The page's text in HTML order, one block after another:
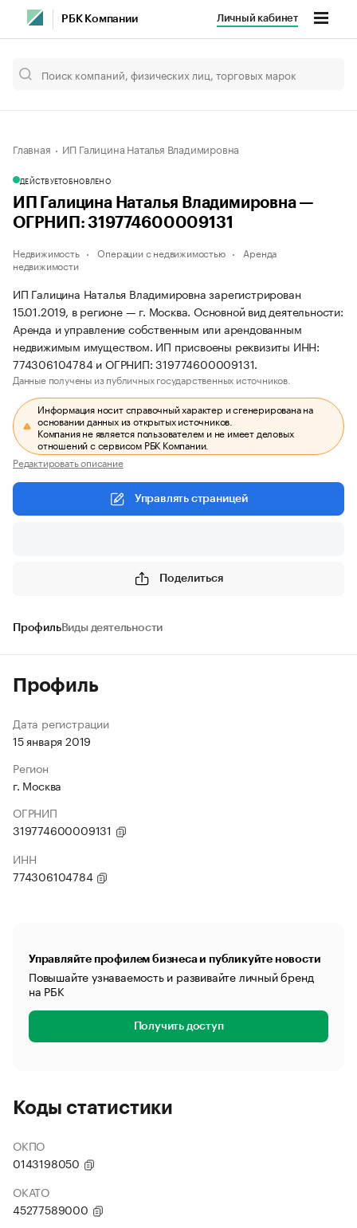
РБК Компании Личный кабинет
Главная ИП Галицина Наталья Владимировна
ДЕЙСТВУЕТОБНОВЛЕНО
ИП Галицина Наталья Владимировна —
ОГРНИП: 319774600009131
Недвижимость Операции с недвижимостью
Аренда
недвижимости
ИП Галицина Наталья Владимировна зарегистрирован
15.01.2019, в регионе — г. Москва. Основной вид деятельности:
Аренда и управление собственным или арендованным
недвижимым имуществом. ИП присвоены реквизиты ИНН:
774306104784 и ОГРНИП: 319774600009131.
Данные получены из публичных государственных источников.
Информация носит справочный характер и сгенерирована на
основании данных из открытых источников.
Компания не является пользователем и не имеет деловых
отношений с сервисом РБК Компании.
Редактировать описание
Управлять страницей
Поделиться
ПрофильВиды деятельности
Профиль
Дата регистрации
15 января 2019
Регион
г. Москва
ОГРНИП
319774600009131
ИНН
774306104784
Управляйте профилем бизнеса и публикуйте новости
Повышайте узнаваемость и развивайте личный бренд
на РБК
Получить доступ
Коды статистики
ОКПО
0143198050
ОКАТО
45277589000